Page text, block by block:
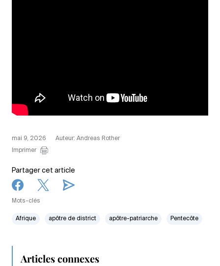
mai 9, 2026
Auteur: Andreas Rother
Imprimer
Partager cet article
Mots-clés
Afrique apôtre de district apôtre-patriarche Pentecôte
Articles connexes